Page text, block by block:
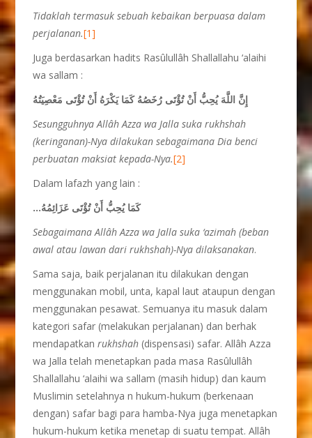
Tidaklah termasuk sebuah kebaikan berpuasa dalam
perjalanan.[1]
Juga berdasarkan hadits Rasûlullâh Shallallahu ‘alaihi
wa sallam :
إِنَّ اللَّهَ يُحِبُّ أَنْ تُؤْتَى رُخَصُهُ كَمَا يَكْرَهُ أَنْ تُؤْتَى مَعْصِيَتُهُ
Sesungguhnya Allâh Azza wa Jalla suka rukhshah
(keringanan)-Nya dilakukan sebagaimana Dia benci
perbuatan maksiat kepada-Nya.[2]
Dalam lafazh yang lain :
…كَمَا يُحِبُّ أَنْ تُؤْتَى عَزَائِمُهُ
Sebagaimana Allâh Azza wa Jalla suka ‘azimah (beban
awal atau lawan dari rukhshah)-Nya dilaksanakan.
Sama saja, baik perjalanan itu dilakukan dengan
menggunakan mobil, unta, kapal laut ataupun dengan
menggunakan pesawat. Semuanya itu masuk dalam
kategori safar (melakukan perjalanan) dan berhak
mendapatkanrukhshah (dispensasi) safar. Allâh Azza
wa Jalla telah menetapkan pada masa Rasûlullâh
Shallallahu ‘alaihi wa sallam (masih hidup) dan kaum
Muslimin setelahnya n hukum-hukum (berkenaan
dengan) safar bagi para hamba-Nya juga menetapkan
hukum-hukum ketika menetap di suatu tempat. Allâh